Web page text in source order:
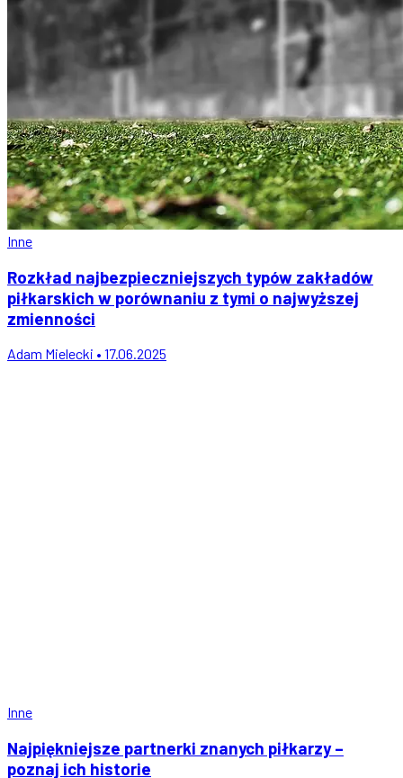
Inne
Rozkład najbezpieczniejszych typów zakładów
piłkarskich w porównaniu z tymi o najwyższej
zmienności
Adam Mielecki • 17.06.2025
Inne
Najpiękniejsze partnerki znanych piłkarzy –
poznaj ich historie